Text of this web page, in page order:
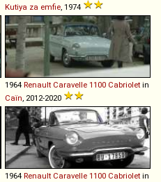
Kutiya za emfie, 1974
1964 Renault Caravelle 1100 Cabriolet in
Caïn, 2012-2020
1964 Renault Caravelle 1100 Cabriolet in